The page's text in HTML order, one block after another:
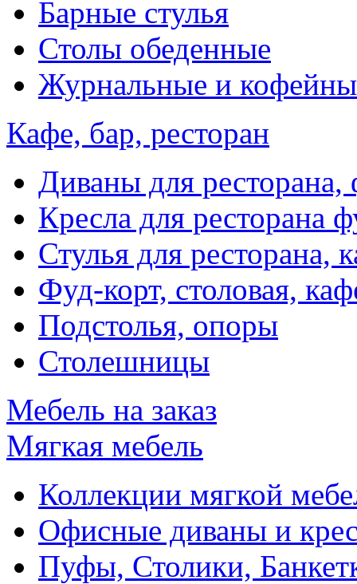
Барные стулья
Столы обеденные
Журнальные и
Кафе, бар, ресторан
Диваны для ресторана,
Кресла для ресторана
Стулья для ресторана,
Фуд-корт, столовая,
Подстолья, опоры
Столешницы
Мебель на заказ
Мягкая мебель
Коллекции мягкой
Офисные диваны и
Пуфы, Столики,